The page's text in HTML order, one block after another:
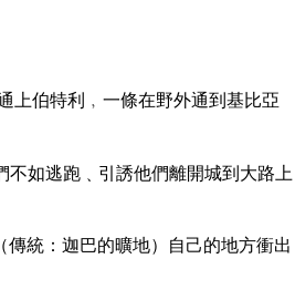
上伯特利﹐一條在野外通到基比亞
如逃跑﹑引誘他們離開城到大路上
統：迦巴的曠地）自己的地方衝出